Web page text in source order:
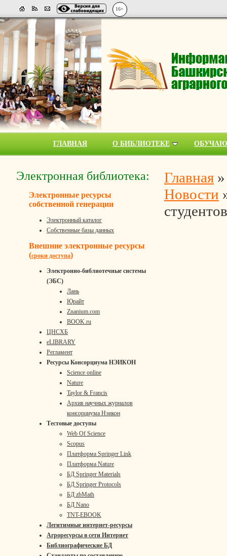
16+
ГЛАВНАЯ О БИБЛИОТЕКЕ
Электронная библиотека:
Электронные ресурсы
собственной генерации
Электронный каталог
Собственные базы данных
Внешние электронные ресурсы
(сроки доступа)
Электронно-библиотечные системы
(ЭБС)
Лань
Юрайт
Znanium.com
BOOK.ru
ЦНСХБ
eLIBRARY
Регламент
Ресурсы Консорциума НЭИКОН
Science online
Nature
Taylor & Francis
Архив научных журналов
консорциума Нэикон
Тестовые доступы
Web Of Science
Scopus
Платформа Springer Link
Платформа Nature
БД Springer Materials
БД Springer Protocols
БД zbMath
БД Nano
TNT-EBOOK
Легитимные интернет-ресурсы
Агроресурсы в сети Интернет
Библиографические БД
Главная
Новости
студентов